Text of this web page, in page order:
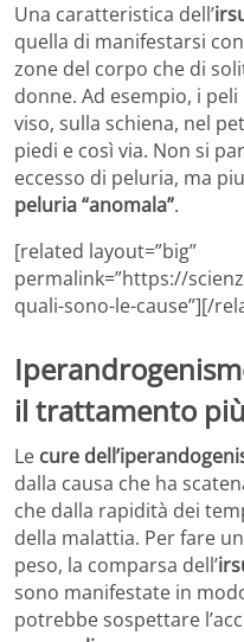
Una caratteristica dell’
quella di manifestarsi
zone del corpo che di
donne. Ad esempio, i
viso, sulla schiena, nel
piedi e così via. Non si
eccesso di peluria, ma
peluria “anomala”.
[related layout=”big”
permalink=”https://
quali-sono-le-cause”][/
il trattamento
Le cure
dalla causa che ha
che dalla rapidità dei
della malattia. Per fare
peso, la comparsa dell’
sono manifestate in
potrebbe sospettare